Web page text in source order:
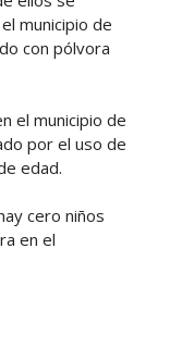
municipio de
con pólvora
el municipio de
por el uso de
edad.
cero niños
en el